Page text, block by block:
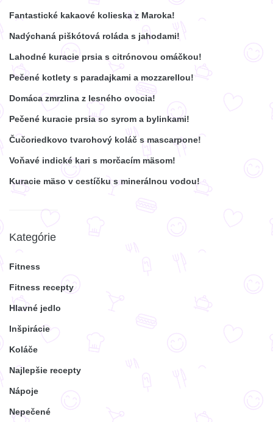
Fantastické kakaové kolieska z Maroka!
Nadýchaná piškótová roláda s jahodami!
Lahodné kuracie prsia s citrónovou omáčkou!
Pečené kotlety s paradajkami a mozzarellou!
Domáca zmrzlina z lesného ovocia!
Pečené kuracie prsia so syrom a bylinkami!
Čučoriedkovo tvarohový koláč s mascarpone!
Voňavé indické kari s morčacím mäsom!
Kuracie mäso v cestíčku s minerálnou vodou!
Kategórie
Fitness
Fitness recepty
Hlavné jedlo
Inšpirácie
Koláče
Najlepšie recepty
Nápoje
Nepečené